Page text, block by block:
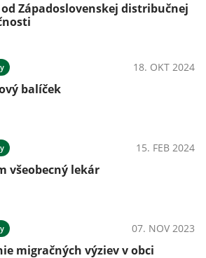
od Západoslovenskej distribučnej
18. OKT 2024
balíček
15. FEB 2024
všeobecný lekár
07. NOV 2023
migračných výziev v obci